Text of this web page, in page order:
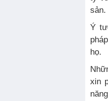
sản.
Ý
họ.
xin